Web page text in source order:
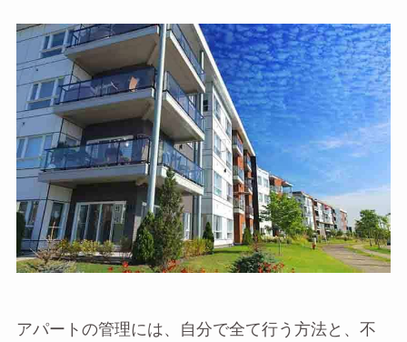
アパートの管理には、自分で全て行う方法と、不